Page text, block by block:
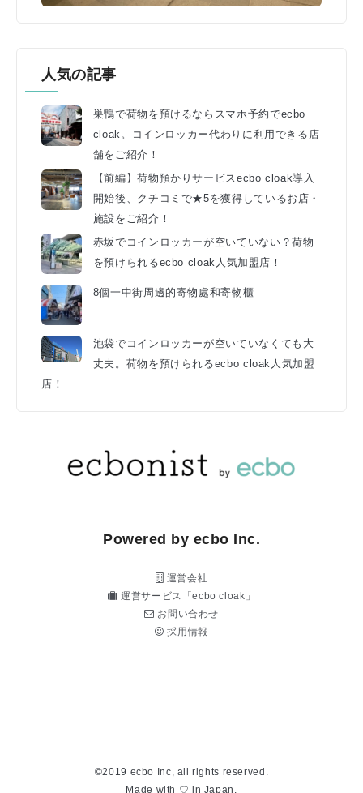
人気の記事
巣鴨で荷物を預けるならスマホ予約でecbo
cloak。コインロッカー代わりに利用できる店
舗をご紹介！
【前編】荷物預かりサービスecbo cloak導入
開始後、クチコミで★5を獲得しているお店・
施設をご紹介！
赤坂でコインロッカーが空いていない？荷物
を預けられるecbo cloak人気加盟店！
8個一中街周邊的寄物處和寄物櫃
池袋でコインロッカーが空いていなくても大
丈夫。荷物を預けられるecbo cloak人気加盟
店！
Powered by ecbo Inc.
運営会社
運営サービス「ecbo cloak」
お問い合わせ
採用情報
©2019 ecbo Inc, all rights reserved.
Made with ♡ in Japan.